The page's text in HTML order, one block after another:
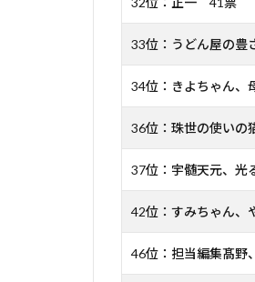
33位：うどん屋の
34位：きよちゃん
36位：珠世の使い
37位：宇髄天元、光
42位：すみちゃん、
46位：担当編集髙